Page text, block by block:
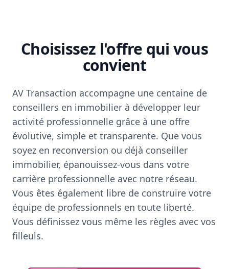
Choisissez l'offre qui vous
convient
AV Transaction accompagne une centaine de
conseillers en immobilier à développer leur
activité professionnelle grâce à une offre
évolutive, simple et transparente. Que vous
soyez en reconversion ou déjà conseiller
immobilier, épanouissez-vous dans votre
carrière professionnelle avec notre réseau.
Vous êtes également libre de construire votre
équipe de professionnels en toute liberté.
Vous définissez vous même les règles avec vos
filleuls.